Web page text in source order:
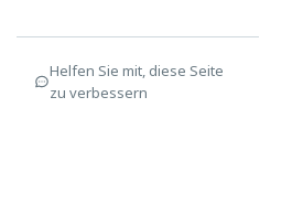
Helfen Sie mit, diese Seite
zu verbessern